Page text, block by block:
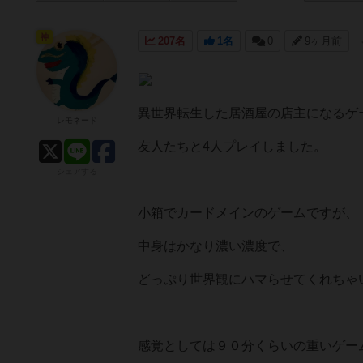
207名 1名 0 9ヶ月前
異世界転生した居酒屋の店主になるゲ
友人たちと4人プレイしました。
小箱でカードメインのゲームですが、
中身はかなり濃い濃度で、
どっぷり世界観にハマらせてくれちゃ
感覚としては９０分くらいの重いゲー